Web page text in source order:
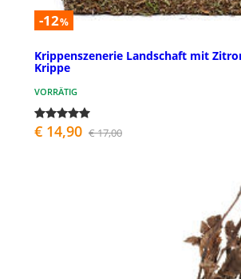
-12%
Krippenszenerie Landschaft mit
Krippe
VORRÄTIG
€ 14,90 € 17,00